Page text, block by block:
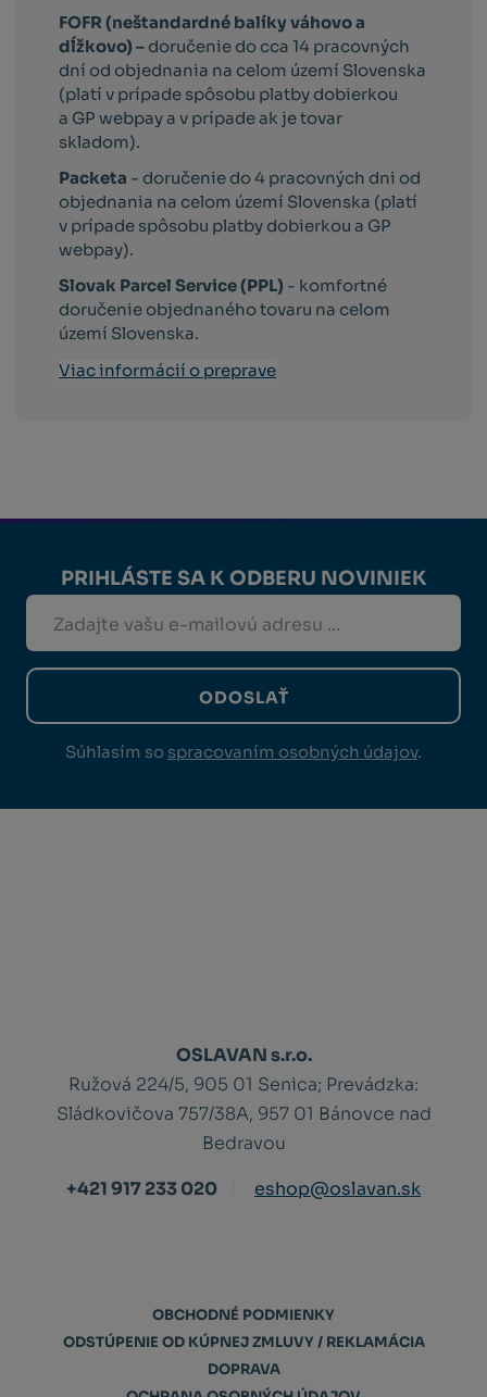
FOFR (neštandardné balíky váhovo a
dĺžkovo) – doručenie do cca 14 pracovných
dní od objednania na celom území Slovenska
(platí v prípade spôsobu platby dobierkou
a GP webpay a v prípade ak je tovar
skladom).
Packeta - doručenie do 4 pracovných dni od
objednania na celom území Slovenska (platí
v prípade spôsobu platby dobierkou a GP
webpay).
Slovak Parcel Service (PPL) - komfortné
doručenie objednaného tovaru na celom
území Slovenska.
Viac informácií o preprave
PRIHLÁSTE SA K ODBERU NOVINIEK
ODOSLAŤ
Súhlasím so spracovaním osobných údajov.
OSLAVAN s.r.o.
Ružová 224/5, 905 01 Senica; Prevádzka:
Sládkovičova 757/38A, 957 01 Bánovce nad
Bedravou
+421 917 233 020
eshop@oslavan.sk
OBCHODNÉ PODMIENKY
ODSTÚPENIE OD KÚPNEJ ZMLUVY / REKLAMÁCIA
DOPRAVA